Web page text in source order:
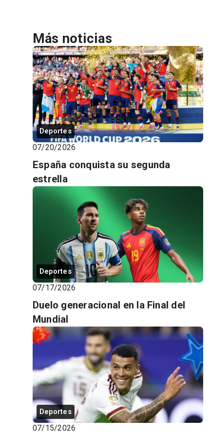
Más noticias
Deportes
07/20/2026
España conquista su segunda
estrella
Deportes
07/17/2026
Duelo generacional en la Final del
Mundial
Deportes
07/15/2026